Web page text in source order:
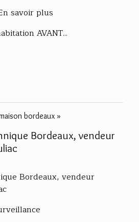
savoir plus
AVANT...
bordeaux »
Bordeaux, vendeur
Bordeaux, vendeur